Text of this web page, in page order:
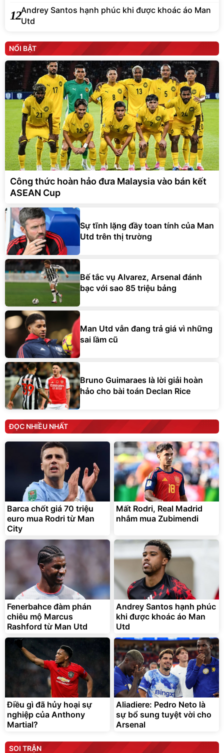
12Andrey Santos hạnh phúc khi được khoác áo Man
Utd
NỔI BẬT
Công thức hoàn hảo đưa Malaysia vào bán kết
ASEAN Cup
Sự tĩnh lặng đầy toan tính của Man
Utd trên thị trường
Bế tắc vụ Alvarez, Arsenal đánh
bạc với sao 85 triệu bảng
Man Utd vẫn đang trả giá vì những
sai lầm cũ
Bruno Guimaraes là lời giải hoàn
hảo cho bài toán Declan Rice
ĐỌC NHIỀU NHẤT
Barca chốt giá 70 triệu
euro mua Rodri từ Man
City
Mất Rodri, Real Madrid
nhắm mua Zubimendi
Fenerbahce đàm phán
chiêu mộ Marcus
Rashford từ Man Utd
Andrey Santos hạnh phúc
khi được khoác áo Man
Utd
Điều gì đã hủy hoại sự
nghiệp của Anthony
Martial?
Aliadiere: Pedro Neto là
sự bổ sung tuyệt vời cho
Arsenal
SOI TRẬN